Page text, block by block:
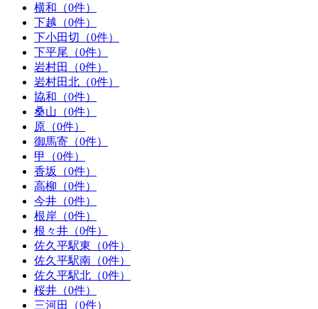
横和（0件）
下越（0件）
下小田切（0件）
下平尾（0件）
岩村田（0件）
岩村田北（0件）
協和（0件）
桑山（0件）
原（0件）
御馬寄（0件）
甲（0件）
香坂（0件）
高柳（0件）
今井（0件）
根岸（0件）
根々井（0件）
佐久平駅東（0件）
佐久平駅南（0件）
佐久平駅北（0件）
桜井（0件）
三河田（0件）